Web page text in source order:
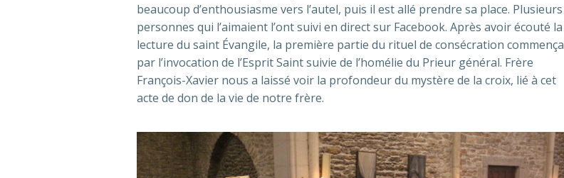
beaucoup d’enthousiasme vers l’autel, puis il est allé prendre sa place. Plusieurs
personnes qui l’aimaient l’ont suivi en direct sur Facebook. Après avoir écouté la
lecture du saint Évangile, la première partie du rituel de consécration commença
par l’invocation de l’Esprit Saint suivie de l’homélie du Prieur général. Frère
François-Xavier nous a laissé voir la profondeur du mystère de la croix, lié à cet
acte de don de la vie de notre frère.